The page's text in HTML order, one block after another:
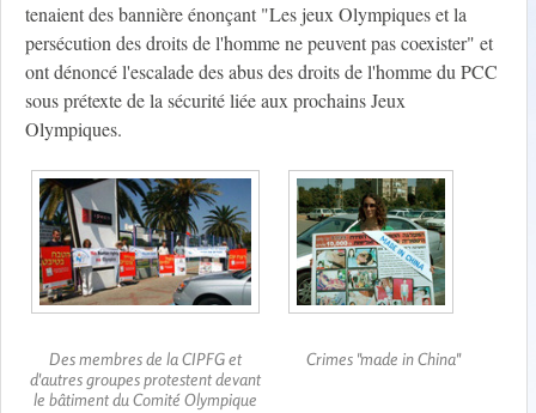
tenaient des bannière énonçant "Les jeux Olympiques et la
persécution des droits de l'homme ne peuvent pas coexister" et
ont dénoncé l'escalade des abus des droits de l'homme du PCC
sous prétexte de la sécurité liée aux prochains Jeux
Olympiques.
Des membres de la CIPFG et
d'autres groupes protestent devant
le bâtiment du Comité Olympique
Crimes "made in China"